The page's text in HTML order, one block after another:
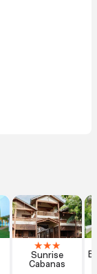
★★★
Sunrise
Cabanas